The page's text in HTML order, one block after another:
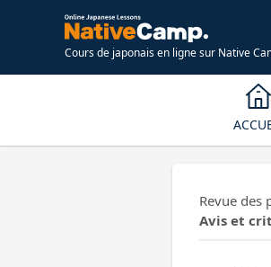
Cours de japonais en ligne sur Native
Revue des
Avis et